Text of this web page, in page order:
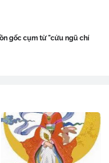
gốc cụm từ "cửu ngũ chí